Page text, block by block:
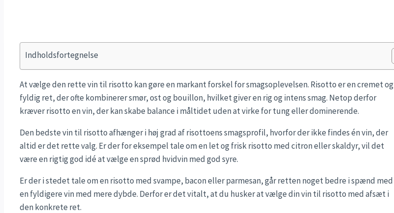
Indholdsfortegnelse
At vælge den rette vin til risotto kan gøre en markant forskel for smagsoplevelsen. Risotto er en cremet og
fyldig ret, der ofte kombinerer smør, ost og bouillon, hvilket giver en rig og intens smag. Netop derfor
kræver risotto en vin, der kan skabe balance i måltidet uden at virke for tung eller dominerende.
Den bedste vin til risotto afhænger i høj grad af risottoens smagsprofil, hvorfor der ikke findes én vin, der
altid er det rette valg. Er der for eksempel tale om en let og frisk risotto med citron eller skaldyr, vil det
være en rigtig god idé at vælge en sprød hvidvin med god syre.
Er der i stedet tale om en risotto med svampe, bacon eller parmesan, går retten noget bedre i spænd med
en fyldigere vin med mere dybde. Derfor er det vitalt, at du husker at vælge din vin til risotto med afsæt i
den konkrete ret.